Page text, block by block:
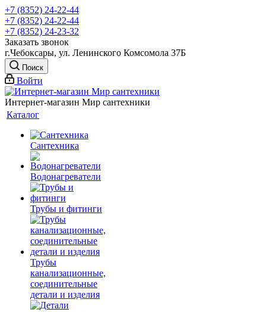
+7 (8352) 24-22-44
+7 (8352) 24-22-44
+7 (8352) 24-23-32
Заказать звонок
г.Чебоксары, ул. Ленинского Комсомола 37Б
Поиск
Войти
Интернет-магазин Мир сантехники
Каталог
Сантехника
Водонагреватели
Трубы и фитинги
Трубы
канализационные,
соединительные
детали и изделия